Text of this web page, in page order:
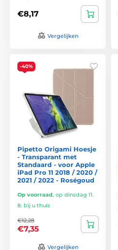
€8,17
Vergelijken
-40%
Pipetto Origami Hoesje
- Transparant met
Standaard - voor Apple
iPad Pro 11 2018 / 2020 /
2021 / 2022 - Roségoud
Op voorraad, op dinsdag 11.
8. bij u thuis
€12,28
€7,35
Vergelijken